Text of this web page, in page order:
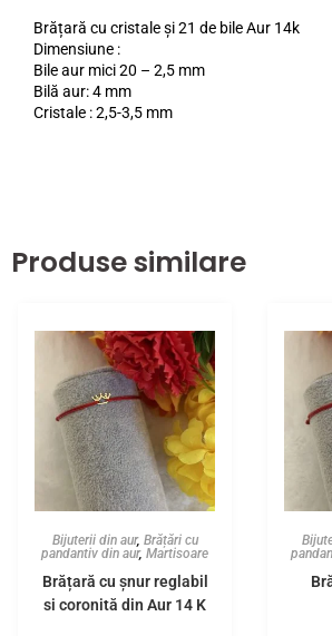
Brățară cu cristale și 21 de bile Aur 14k
Dimensiune :
Bile aur mici 20 – 2,5 mm
Bilă aur: 4 mm
Cristale : 2,5-3,5 mm
Produse similare
Bijuterii din aur, Brățări cu
pandantiv din aur, Martisoare
Brățară cu șnur reglabil
și coroniță din Aur 14 K